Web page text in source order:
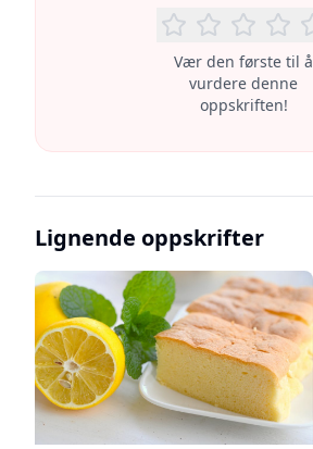
Vær den første til å
vurdere denne
oppskriften!
Lignende oppskrifter